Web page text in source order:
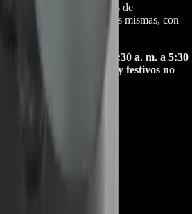
repuestos de
y repuestos para las mismas, con
lunes a viernes de 8:30 a. m. a 5:30
a 1:00 p. m. Domingos y festivos no